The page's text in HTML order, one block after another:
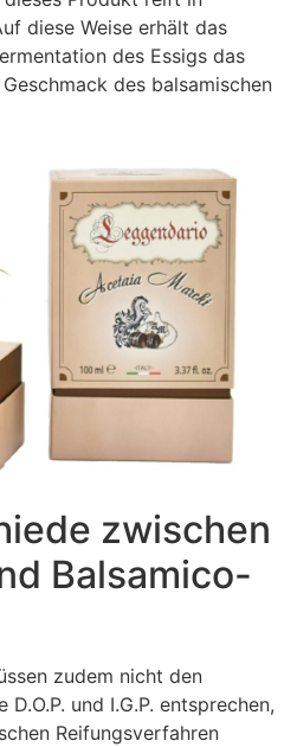
diese Weise erhält das
des Essigs das
des balsamischen
zwischen
Balsamico-
zudem nicht den
und I.G.P. entsprechen,
Reifungsverfahren